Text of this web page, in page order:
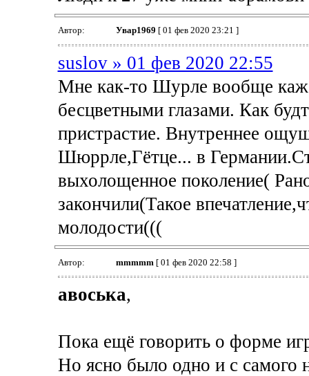
Автор: Увар1969 [ 01 фев 2020 23:21 ]
suslov » 01 фев 2020 22:55
Мне как-то Шурле вообще
бесцветными глазами. Как
пристрастие. Внутреннее
Шюррле,Гётце... в
выхолощенное поколение(
закончили(Такое
молодости(((
Автор: mmmmm [ 01 фев 2020 22:58 ]
авоська,
Пока ещё говорить о форме
Но ясно было одно и с самого